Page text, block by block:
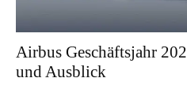
Airbus Geschäftsjahr
und Ausblick